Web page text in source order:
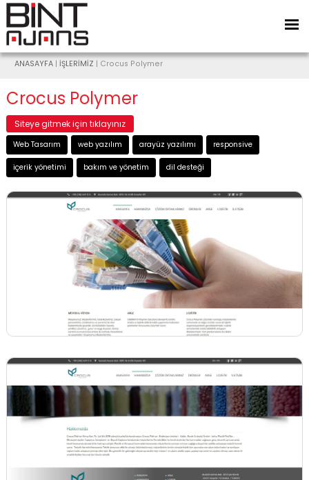
BİNT AJANS
ANASAYFA | İŞLERİMİZ | Crocus Polymer
Crocus Polymer
Siteye gitmek için tıklayınız
Web Tasarım web yazılım arayüz yazılımı responsive
içerik yönetimi bakım ve yönetim dil desteği